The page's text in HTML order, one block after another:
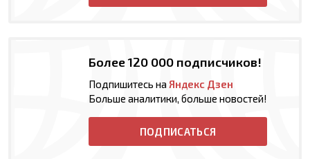
Более 120 000 подписчиков!
Подпишитесь на Яндекс Дзен
Больше аналитики, больше новостей!
ПОДПИСАТЬСЯ